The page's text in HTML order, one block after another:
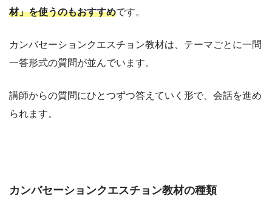
材」を使うのもおすすめです。
カンバセーションクエスチョン教材は、テーマごとに一問
一答形式の質問が並んでいます。
講師からの質問にひとつずつ答えていく形で、会話を進め
られます。
カンバセーションクエスチョン教材の種類